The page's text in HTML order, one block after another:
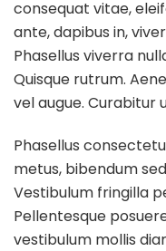
consequat vitae,
ante, dapibus in,
Phasellus viverra
Quisque rutrum.
vel augue. Curabitur
Phasellus
metus, bibendum
Vestibulum fringilla
Pellentesque
vestibulum mollis